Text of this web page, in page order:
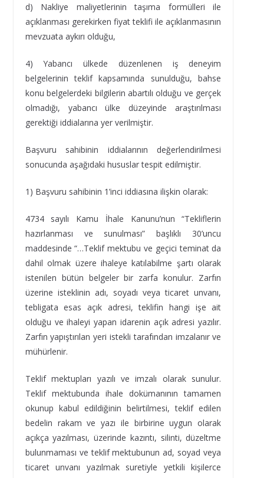
d) Nakliye maliyetlerinin taşıma formülleri ile
açıklanması gerekirken fiyat teklifi ile açıklanmasının
mevzuata aykırı olduğu,
4) Yabancı ülkede düzenlenen iş deneyim
belgelerinin teklif kapsamında sunulduğu, bahse
konu belgelerdeki bilgilerin abartılı olduğu ve gerçek
olmadığı, yabancı ülke düzeyinde araştırılması
gerektiği iddialarına yer verilmiştir.
Başvuru sahibinin iddialarının değerlendirilmesi
sonucunda aşağıdaki hususlar tespit edilmiştir.
1) Başvuru sahibinin 1’inci iddiasına ilişkin olarak:
4734 sayılı Kamu İhale Kanunu’nun “Tekliflerin
hazırlanması ve sunulması” başlıklı 30’uncu
maddesinde “…Teklif mektubu ve geçici teminat da
dahil olmak üzere ihaleye katılabilme şartı olarak
istenilen bütün belgeler bir zarfa konulur. Zarfın
üzerine isteklinin adı, soyadı veya ticaret unvanı,
tebligata esas açık adresi, teklifin hangi işe ait
olduğu ve ihaleyi yapan idarenin açık adresi yazılır.
Zarfın yapıştırılan yeri istekli tarafından imzalanır ve
mühürlenir.
Teklif mektupları yazılı ve imzalı olarak sunulur.
Teklif mektubunda ihale dokümanının tamamen
okunup kabul edildiğinin belirtilmesi, teklif edilen
bedelin rakam ve yazı ile birbirine uygun olarak
açıkça yazılması, üzerinde kazıntı, silinti, düzeltme
bulunmaması ve teklif mektubunun ad, soyad veya
ticaret unvanı yazılmak suretiyle yetkili kişilerce